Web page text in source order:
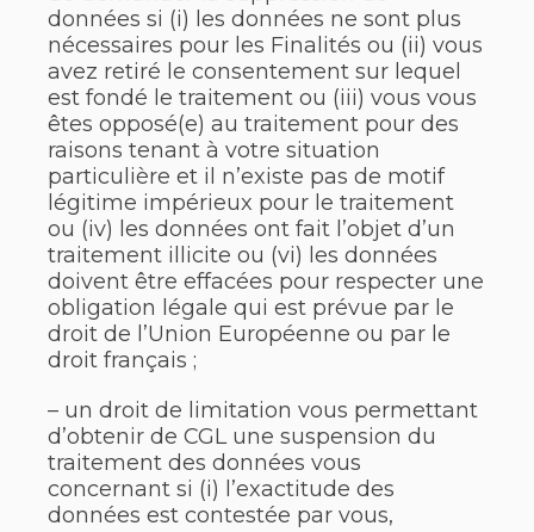
données si (i) les données ne sont plus
nécessaires pour les Finalités ou (ii) vous
avez retiré le consentement sur lequel
est fondé le traitement ou (iii) vous vous
êtes opposé(e) au traitement pour des
raisons tenant à votre situation
particulière et il n’existe pas de motif
légitime impérieux pour le traitement
ou (iv) les données ont fait l’objet d’un
traitement illicite ou (vi) les données
doivent être effacées pour respecter une
obligation légale qui est prévue par le
droit de l’Union Européenne ou par le
droit français ;
– un droit de limitation vous permettant
d’obtenir de CGL une suspension du
traitement des données vous
concernant si (i) l’exactitude des
données est contestée par vous,